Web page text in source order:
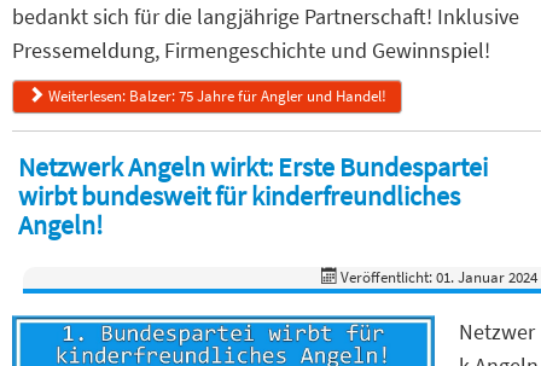
bedankt sich für die langjährige Partnerschaft! Inklusive
Pressemeldung, Firmengeschichte und Gewinnspiel!
Weiterlesen: Balzer: 75 Jahre für Angler und Handel!
Netzwerk Angeln wirkt: Erste Bundespartei
wirbt bundesweit für kinderfreundliches
Angeln!
Veröffentlicht: 01. Januar 2024
Netzwer